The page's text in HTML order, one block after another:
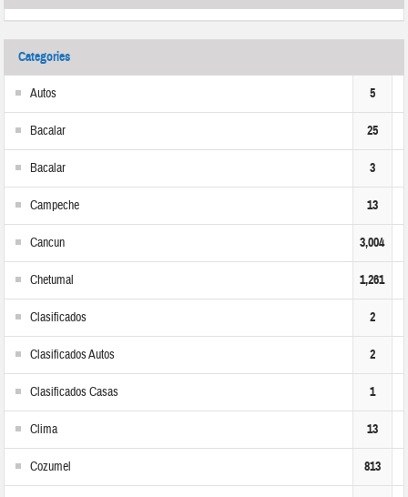
Categories
Autos 5
Bacalar 25
Bacalar 3
Campeche 13
Cancun 3,004
Chetumal 1,261
Clasificados 2
Clasificados Autos 2
Clasificados Casas 1
Clima 13
Cozumel 813